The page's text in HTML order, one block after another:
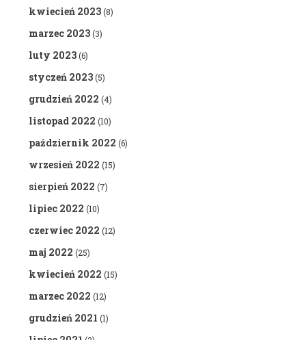
kwiecień 2023(8)
marzec 2023(3)
luty 2023(6)
styczeń 2023(5)
grudzień 2022 (4)
listopad 2022 (10)
październik 2022 (6)
wrzesień 2022 (15)
sierpień 2022 (7)
lipiec 2022 (10)
czerwiec 2022 (12)
maj 2022 (25)
kwiecień 2022 (15)
marzec 2022 (12)
grudzień 2021 (1)